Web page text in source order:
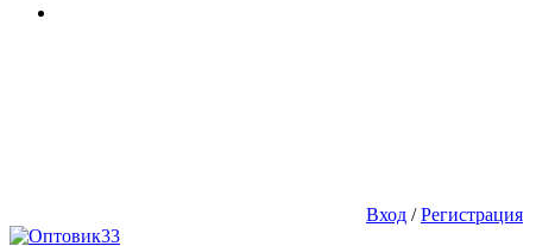
Вход /Регистрация